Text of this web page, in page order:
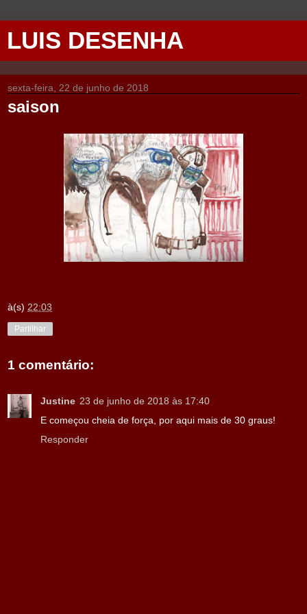
LUIS DESENHA
sexta-feira, 22 de junho de 2018
saison
à(s) 22:03
Partilhar
1 comentário:
Justine 23 de junho de 2018 às 17:40
E começou cheia de força, por aqui mais de 30 graus!
Responder